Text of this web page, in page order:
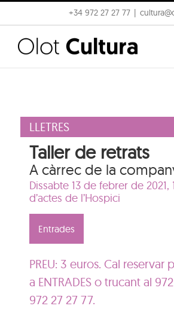
to
content
+34 972 27 27 77
LLETRES
Taller de retrats
A càrrec de la
Dissabte 13 de febrer de 2021,
d’actes de l’Hospici
Entrades
PREU: 3 euros. Cal reservar
a ENTRADES o trucant al
972 27 27 77.